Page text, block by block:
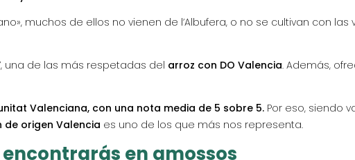
muchos de ellos no vienen de l’Albufera, o no se cultivan con
, una de las más respetadas del arroz con DO Valencia. Además,
Valenciana, con una nota media de 5 sobre 5.Por eso, siendo
de origen Valencia es uno de los que más nos representa.
en amossos